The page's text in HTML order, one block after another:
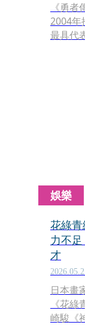
《勇
2004年
最具代
娛樂
花綠
力不
才
日本畫
《花
崎駿《